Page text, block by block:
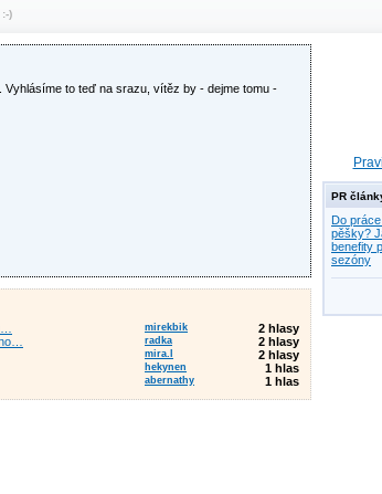
)
to teď na srazu, vítěz by - dejme tomu -
mirekbik
2 hlasy
radka
2 hlasy
mira.l
2 hlasy
hekynen
1 hlas
abernathy 1 hlas
PR
Do
pěšky?
benefity
sezóny